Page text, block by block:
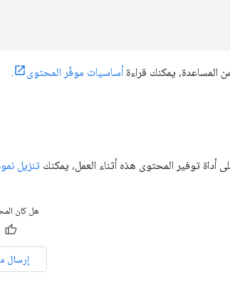
المساعدة، يمكنك قراءةأساسيات موفّر المحتوى .
أداة توفير المحتوى هذه أثناء العمل، يمكنك تنزيل
هل كان
إرسال